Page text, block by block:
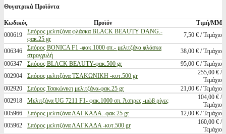
Θυγατρικά Προϊόντα
Κωδικός Προϊόν
Τιμή/ΜΜ
000619
Σπόρος μελιτζάνα φλάσκα BLACK BEAUTY DANG.-
φακ.25 gr
7,50 € / Τεμάχιο
006346
Σπόρος BONICA F1 -φακ.1000 σπ.- μελιτζάνα φλάσκα
στρογγυλή
38,00 € / Τεμάχιο
006347
Σπόρος BLACK BEAUTY-φακ.500 gr
95,00 € / Τεμάχιο
002904
Σπόρος μελιτζάνα ΤΣΑΚΩΝΙΚΗ -κυτ.500 gr
255,00 € /
Τεμάχιο
002920
Σπόρος Τσακώνικη μελιτζάνα-φακ.25 gr
21,00 € / Τεμάχιο
002918
Μελιτζάνα UG 7211 F1- φακ.1000 σπ. Άσπρες -μώβ ρίγες
104,00 € /
Τεμάχιο
005966
Σπόρος μελιτζάνα ΛΑΓΚΑΔΑ.-φακ.25 gr
12,00 € / Τεμάχιο
005962
Σπόρος μελιτζάνα ΛΑΓΚΑΔΑ -κυτ.500 gr
160,00 € /
Τεμάχιο